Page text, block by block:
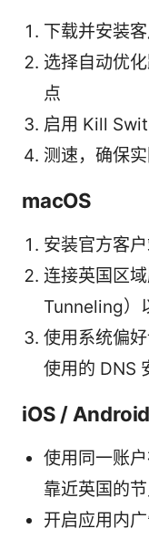
下载并安装
选择自动优
点
启用 Kill
测速，确保
macOS
安装官方客
连接英国区
Tunneling）
使用系统偏
使用的 DNS
iOS / Android
使用同一账
靠近英国的
开启应用内